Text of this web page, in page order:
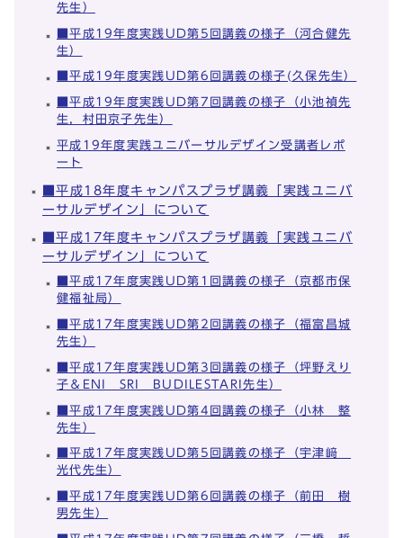
先生）
■平成19年度実践UD第5回講義の様子（河合健先
生）
■平成19年度実践UD第6回講義の様子(久保先生）
■平成19年度実践UD第7回講義の様子（小池禎先
生，村田京子先生）
平成19年度実践ユニバーサルデザイン受講者レポ
ート
■平成18年度キャンパスプラザ講義「実践ユニバ
ーサルデザイン」について
■平成17年度キャンパスプラザ講義「実践ユニバ
ーサルデザイン」について
■平成17年度実践UD第1回講義の様子（京都市保
健福祉局）
■平成17年度実践UD第2回講義の様子（福富昌城
先生）
■平成17年度実践UD第3回講義の様子（坪野えり
子＆ENI SRI BUDILESTARI先生）
■平成17年度実践UD第4回講義の様子（小林 整
先生）
■平成17年度実践UD第5回講義の様子（宇津﨑
光代先生）
■平成17年度実践UD第6回講義の様子（前田 樹
男先生）